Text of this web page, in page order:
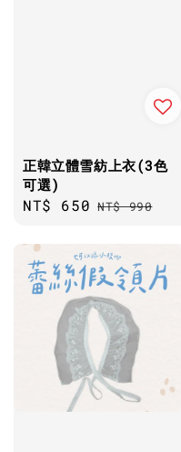
正韓立體雪紡上衣(3色
可選)
Sale
NT$ 650 Regular
NT$ 990